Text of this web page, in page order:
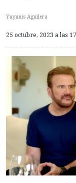
Yuyunis Aguilera
25 octubre, 2023 a las